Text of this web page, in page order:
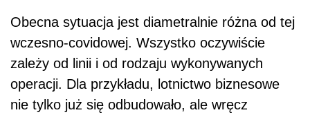
Obecna sytuacja jest diametralnie różna od tej
wczesno-covidowej. Wszystko oczywiście
zależy od linii i od rodzaju wykonywanych
operacji. Dla przykładu, lotnictwo biznesowe
nie tylko już się odbudowało, ale wręcz